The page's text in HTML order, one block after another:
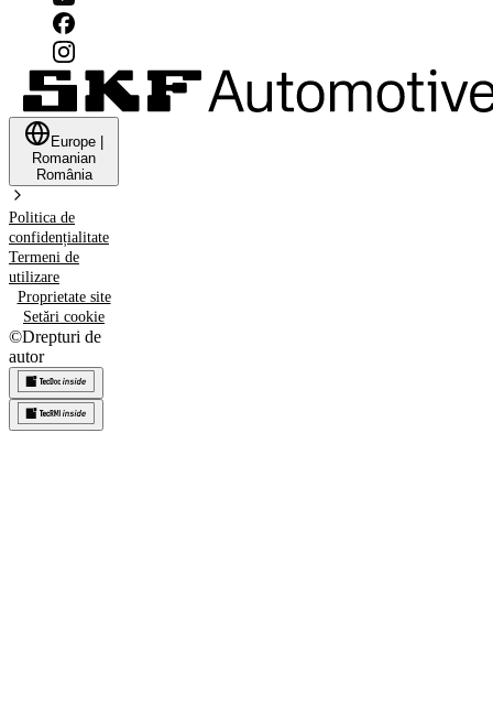
Europe
Romanian
România
Politica de
confidențialitate
Termeni de
utilizare
Proprietate site
Setări cookie
©Drepturi de
autor